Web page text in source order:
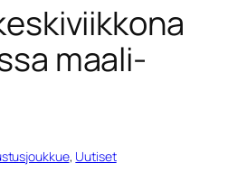
maali-
, Uutiset